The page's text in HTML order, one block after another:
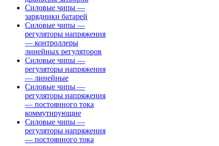
Силовые чипы —
зарядники батарей
Силовые чипы —
регуляторы напряжения
— контроллеры
линейных регуляторов
Силовые чипы —
регуляторы напряжения
— линейные
Силовые чипы —
регуляторы напряжения
— постоянного тока
коммутирующие
Силовые чипы —
регуляторы напряжения
— постоянного тока